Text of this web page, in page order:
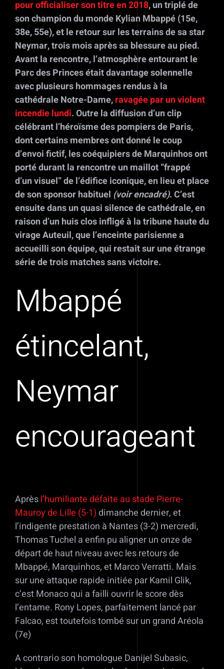
pour officialiser son titre en 2018, un triplé de
son champion du monde Kylian Mbappé (15e,
38e, 55e), et le retour sur les terrains de sa star
Neymar, trois mois après sa blessure au pied.
Avant la rencontre, l’atmosphère entourant le
Parc des Princes était davantage solennelle
avec plusieurs hommages rendus à la
cathédrale Notre-Dame,ravagée par un violent
incendie lundi. Outre la diffusion d’un clip
célébrant l’héroïsme des pompiers de Paris,
dont certains membres ont donné le coup
d’envoi fictif, les coéquipiers de Marquinhos ont
porté durant la rencontre un maillot “frappé
d’un visuel” de l’édifice iconique, en lieu et place
de son sponsor habituel (voir encadré). C’est
ensuite dans un quasi silence de cathédrale, en
raison d’un huis clos infligé à la tribune haute du
virage Auteuil, que l’enceinte parisienne a
accueilli son équipe, qui restait sur une étrange
série de trois matches sans victoire.
Mbappé
étincelant,
Neymar
encourageant
Aprèsl’humiliante défaite au stade Pierre-
Mauroy de Lille (5-1)dimanche dernier, et
l’indigente prestation à Nantes (3-2) mercredi,
Thomas Tuchel a enfin pu aligner un onze de
départ de haut niveau avec les retours de
Mbappé, Marquinhos, et Marco Verratti. Mais
sur une attaque rapide initiée par Kamil Glik,
c’est Monaco qui a failli ouvrir le score dès
l’entame. Rony Lopes, parfaitement lancé par
Falcao, est toutefois tombé sur un grand Aréola
(7e)
A contrario son homologue Danijel Subasic,